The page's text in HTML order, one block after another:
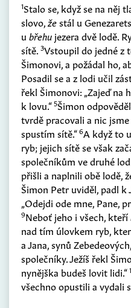
1Stalo se, když se na něj
slovo,žestál u
u břehu jezera dvě lodě.
sítě. 3Vstoupil do jedné z
Šimonovi, a požádal ho,
Posadil se a z lodi učil
řekl Šimonovi: „Zajeď na
k lovu.“ 5Šimon
tvrdě pracovali a nic
spustím sítě.“6A když to
ryb; jejich sítě se však
společníkům ve druhé
přišli a naplnili obě lodě,
Šimon Petr uviděl, padl k
„Odejdi ode mne, Pane,
9Neboť jeho i všech, kteří
nad tím úlovkem ryb,
a Jana, synů
společníky. Ježíš řekl
nynějška budeš lovit lidi.“
všechno opustili a vydali